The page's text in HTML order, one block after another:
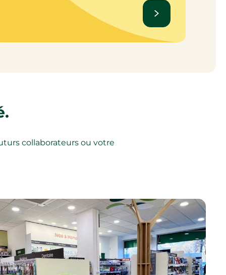
collaborateurs ou votre